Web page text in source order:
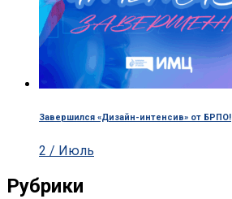
Завершился «Дизайн-интенсив» от БРПО!
2 / Июль
Рубрики